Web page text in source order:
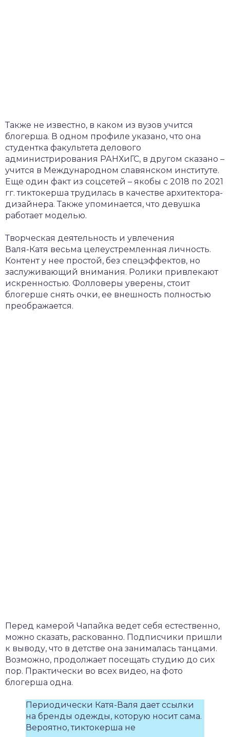
Также не известно, в каком из вузов учится
блогерша. В одном профиле указано, что она
студентка факультета делового
администрирования РАНХиГС, в другом сказано –
учится в Международном славянском институте.
Еще один факт из соцсетей – якобы с 2018 по 2021
гг. тиктокерша трудилась в качестве архитектора-
дизайнера. Также упоминается, что девушка
работает моделью.
Творческая деятельность и увлечения
Валя-Катя весьма целеустремленная личность.
Контент у нее простой, без спецэффектов, но
заслуживающий внимания. Ролики привлекают
искренностью. Фолловеры уверены, стоит
блогерше снять очки, ее внешность полностью
преображается.
Перед камерой Чапайка ведет себя естественно,
можно сказать, раскованно. Подписчики пришли
к выводу, что в детстве она занималась танцами.
Возможно, продолжает посещать студию до сих
пор. Практически во всех видео, на фото
блогерша одна.
Периодически Катя-Валя дает ссылки
на бренды одежды, которую носит сама.
Вероятно, тиктокерша не